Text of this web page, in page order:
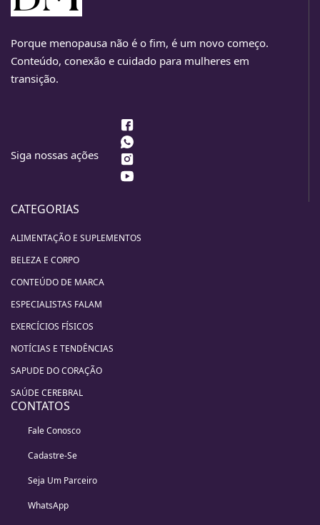
Porque menopausa não é o fim, é um novo começo.
Conteúdo, conexão e cuidado para mulheres em
transição.
Siga nossas ações
CATEGORIAS
ALIMENTAÇÃO E SUPLEMENTOS
BELEZA E CORPO
CONTEÚDO DE MARCA
ESPECIALISTAS FALAM
EXERCÍCIOS FÍSICOS
NOTÍCIAS E TENDÊNCIAS
SAPUDE DO CORAÇÃO
SAÚDE CEREBRAL
CONTATOS
Fale Conosco
Cadastre-Se
Seja Um Parceiro
WhatsApp